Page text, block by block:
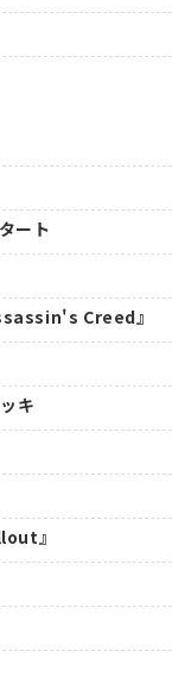
ート
Creed』
キ
』